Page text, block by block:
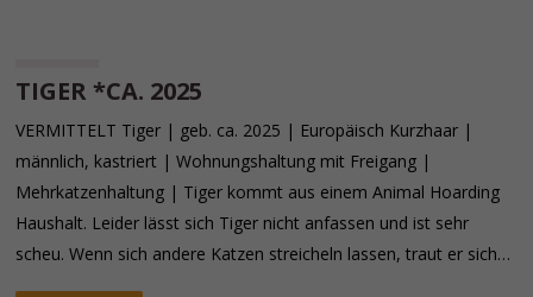
TIGER *CA. 2025
VERMITTELT Tiger | geb. ca. 2025 | Europäisch Kurzhaar |
männlich, kastriert | Wohnungshaltung mit Freigang |
Mehrkatzenhaltung | Tiger kommt aus einem Animal Hoarding
Haushalt. Leider lässt sich Tiger nicht anfassen und ist sehr
scheu. Wenn sich andere Katzen streicheln lassen, traut er sich…